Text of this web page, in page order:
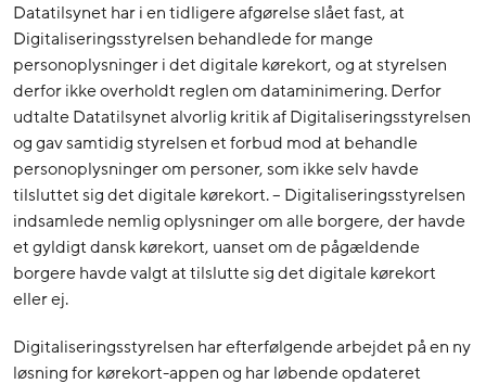
Datatilsynet har i en tidligere afgørelse slået fast, at
Digitaliseringsstyrelsen behandlede for mange
personoplysninger i det digitale kørekort, og at styrelsen
derfor ikke overholdt reglen om dataminimering. Derfor
udtalte Datatilsynet alvorlig kritik af Digitaliseringsstyrelsen
og gav samtidig styrelsen et forbud mod at behandle
personoplysninger om personer, som ikke selv havde
tilsluttet sig det digitale kørekort. – Digitaliseringsstyrelsen
indsamlede nemlig oplysninger om alle borgere, der havde
et gyldigt dansk kørekort, uanset om de pågældende
borgere havde valgt at tilslutte sig det digitale kørekort
eller ej.
Digitaliseringsstyrelsen har efterfølgende arbejdet på en ny
løsning for kørekort-appen og har løbende opdateret